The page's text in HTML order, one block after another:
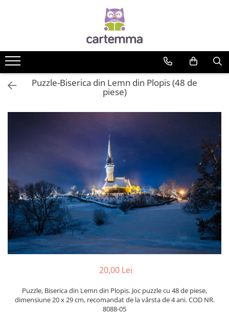
Tematică
Craciun
Activități
Atlase si enciclopedii
Educație
Hobby si craft
Inteligenta emotionala
Limbi străine
Muzicale
Poezii
Povești
Reviste
0-2 ani
Puzzle-Biserica din Lemn din Plopis (48 de
piese)
20,00 Lei
Puzzle, Biserica din Lemn din Plopis. Joc puzzle cu 48 de piese,
dimensiune 20 x 29 cm, recomandat de la vârsta de 4 ani. COD NR.
8088-05